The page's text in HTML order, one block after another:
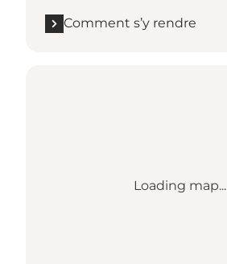
Comment s’y rendre
Loading map...